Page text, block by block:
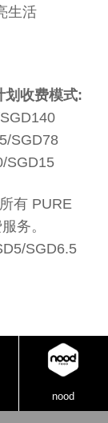
生活
划收费模式:
SGD78
SGD15
有 PURE
务。
SGD6.5
nood